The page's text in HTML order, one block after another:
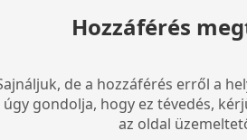
Hozzáférés
de a hozzáférés erről a
úgy gondolja, hogy ez tévedés,
az oldal